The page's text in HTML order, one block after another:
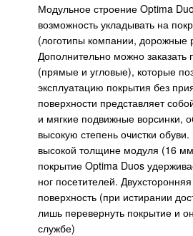
Модульное строение Optima
возможность укладывать на
(логотипы компании, дорожные
Дополнительно можно заказать
(прямые и угловые), которые
эксплуатацию покрытия без
поверхности представляет
и мягкие подвижные ворсинки,
высокую степень очистки
высокой толщине модуля (16
покрытие Optima Duos
ног посетителей.
поверхность (при истирании
лишь перевернуть покрытие и
службе)